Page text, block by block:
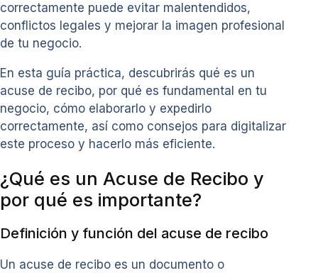
correctamente puede evitar malentendidos,
conflictos legales y mejorar la imagen profesional
de tu negocio.
En esta guía práctica, descubrirás qué es un
acuse de recibo, por qué es fundamental en tu
negocio, cómo elaborarlo y expedirlo
correctamente, así como consejos para digitalizar
este proceso y hacerlo más eficiente.
¿Qué es un Acuse de Recibo y
por qué es importante?
Definición y función del acuse de recibo
Un acuse de recibo es un documento o